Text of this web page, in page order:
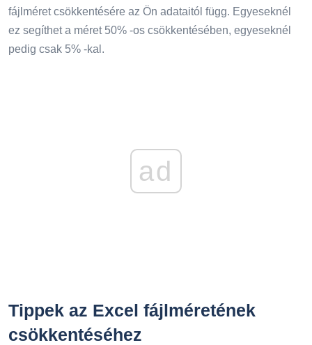
fájlméret csökkentésére az Ön adataitól függ. Egyeseknél
ez segíthet a méret 50% -os csökkentésében, egyeseknél
pedig csak 5% -kal.
ad
Tippek az Excel fájlméretének
csökkentéséhez